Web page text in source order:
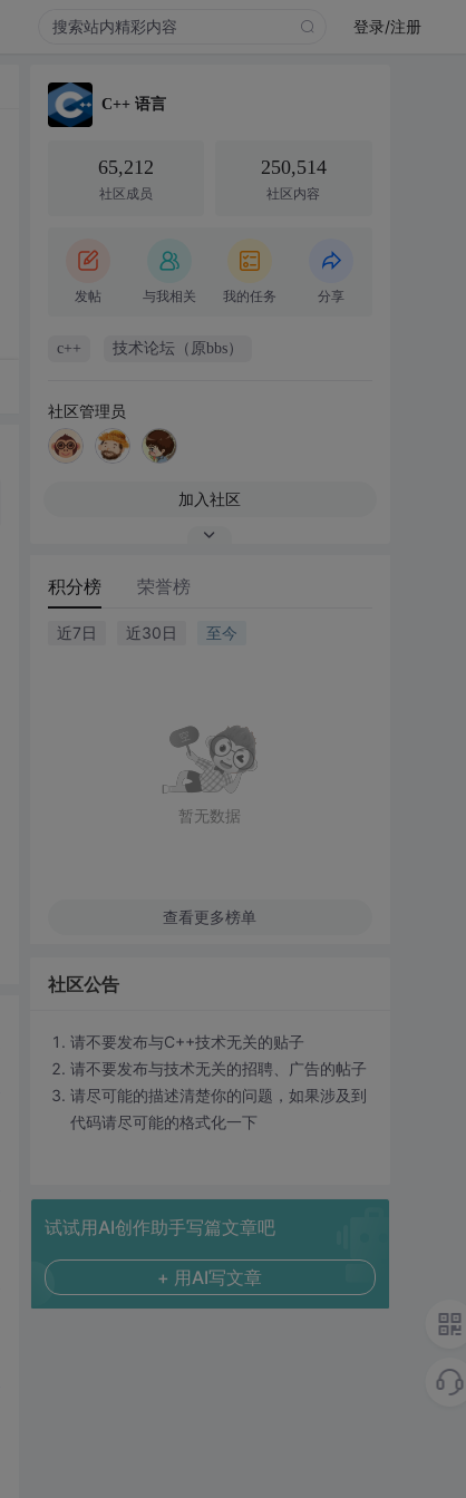
登录/注册
C++ 语言
65,212
社区成员
250,514
社区内容
发帖 与我相关 我的任务 分享
c++ 技术论坛（原bbs）
社区管理员
加入社区
积分榜 荣誉榜
近7日 近30日 至今
暂无数据
查看更多榜单
社区公告
请不要发布与C++技术无关的贴子
请不要发布与技术无关的招聘、广告的帖子
请尽可能的描述清楚你的问题，如果涉及到
代码请尽可能的格式化一下
试试用AI创作助手写篇文章吧
+ 用AI写文章